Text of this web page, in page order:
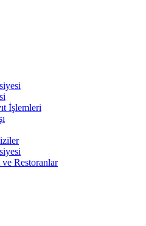
İşlemleri
Restoranlar